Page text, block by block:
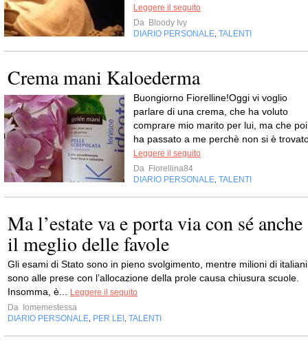
Leggere il seguito
Da Bloody Ivy
DIARIO PERSONALE TALENTI
Crema mani Kaloederma
Buongiorno Fiorelline!Oggi vi voglio
parlare di una crema, che ha voluto
comprare mio marito per lui, ma che poi
ha passato a me perchè non si è
Leggere il seguito
Da Fiorellina84
DIARIO PERSONALE TALENTI
Ma l’estate va e porta via con sé anche
il meglio delle favole
Gli esami di Stato sono in pieno svolgimento, mentre milioni di italiani
sono alle prese con l’allocazione della prole causa chiusura scuole.
Insomma, è...
Leggere il seguito
Da
Iomemestessa
DIARIO PERSONALE PER LEI TALENTI